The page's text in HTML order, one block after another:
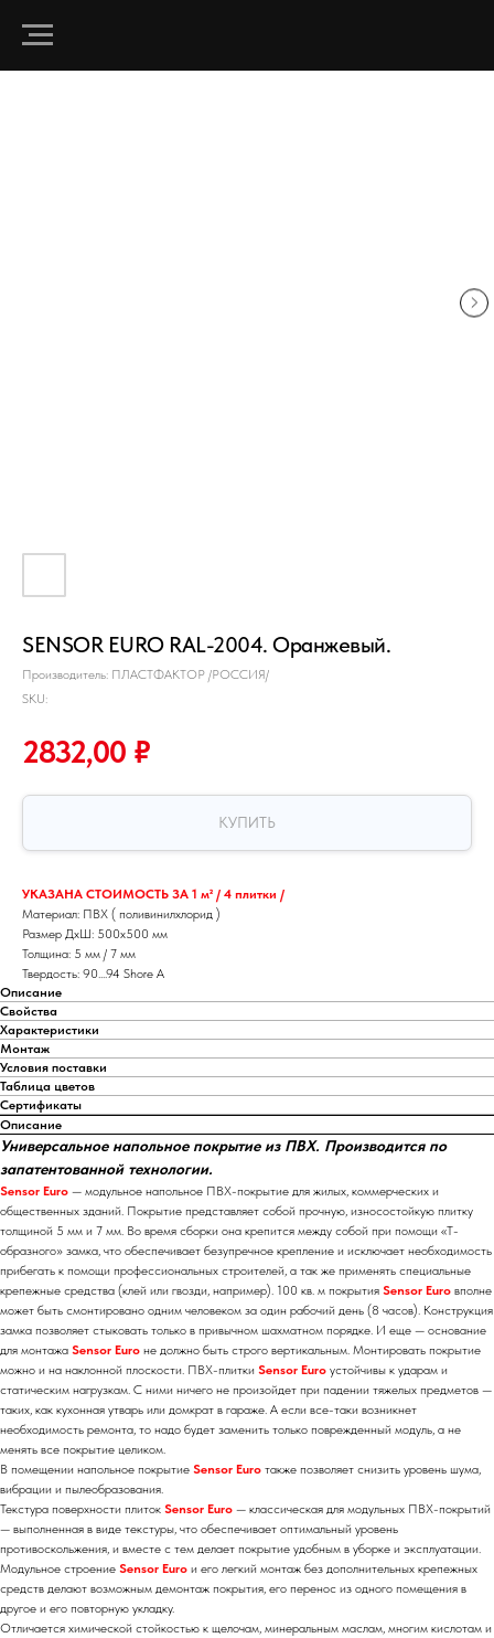
SENSOR EURO RAL-2004. Оранжевый.
Производитель: ПЛАСТФАКТОР /РОССИЯ/
SKU:
2832,00 ₽
КУПИТЬ
УКАЗАНА СТОИМОСТЬ ЗА 1 м² / 4 плитки /
Материал: ПВХ ( поливинилхлорид )
Размер ДхШ: 500х500 мм
Толщина: 5 мм / 7 мм
Твердость: 90....94 Shore A
Описание
Свойства
Характеристики
Монтаж
Условия поставки
Таблица цветов
Сертификаты
Описание
Универсальное напольное покрытие из ПВХ. Производится по
запатентованной технологии.
Sensor Euro — модульное напольное ПВХ-покрытие для жилых, коммерческих и
общественных зданий. Покрытие представляет собой прочную, износостойкую плитку
толщиной 5 мм и 7 мм. Во время сборки она крепится между собой при помощи «Т-
образного» замка, что обеспечивает безупречное крепление и исключает необходимость
прибегать к помощи профессиональных строителей, а так же применять специальные
крепежные средства (клей или гвозди, например). 100 кв. м покрытия Sensor Euro вполне
может быть смонтировано одним человеком за один рабочий день (8 часов). Конструкция
замка позволяет стыковать только в привычном шахматном порядке. И еще — основание
для монтажа Sensor Euro не должно быть строго вертикальным. Монтировать покрытие
можно и на наклонной плоскости. ПВХ-плитки Sensor Euro устойчивы к ударам и
статическим нагрузкам. С ними ничего не произойдет при падении тяжелых предметов —
таких, как кухонная утварь или домкрат в гараже. А если все-таки возникнет
необходимость ремонта, то надо будет заменить только поврежденный модуль, а не
менять все покрытие целиком.
В помещении напольное покрытие Sensor Euro также позволяет снизить уровень шума,
вибрации и пылеобразования.
Текстура поверхности плиток Sensor Euro — классическая для модульных ПВХ-покрытий
— выполненная в виде текстуры, что обеспечивает оптимальный уровень
противоскольжения, и вместе с тем делает покрытие удобным в уборке и эксплуатации.
Модульное строение Sensor Euro и его легкий монтаж без дополнительных крепежных
средств делают возможным демонтаж покрытия, его перенос из одного помещения в
другое и его повторную укладку.
Отличается химической стойкостью к щелочам, минеральным маслам, многим кислотам и